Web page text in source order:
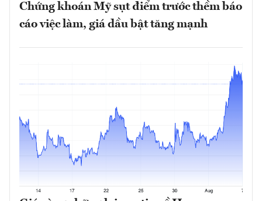
Chứng khoán Mỹ sụt điểm trước thềm báo
cáo việc làm, giá dầu bật tăng mạnh